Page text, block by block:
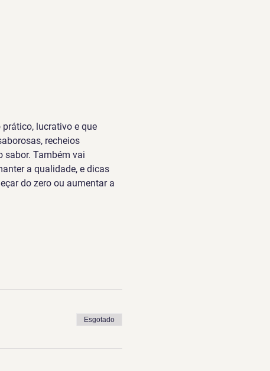
lucrativo e que
recheios
sabor. Também vai
a qualidade, e dicas
do zero ou aumentar a
Esgotado